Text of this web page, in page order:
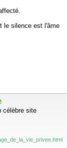
le silence est l'âme
célèbre site